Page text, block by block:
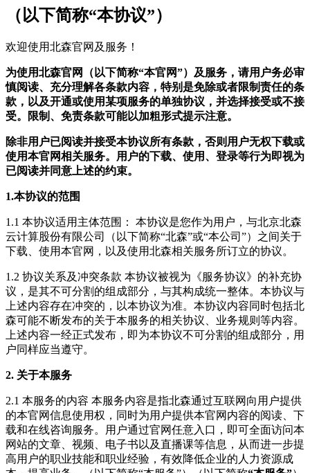
（以下简称“本协议”）
欢迎使用北森官网及服务！
为使用北森官网（以下简称“本官网”）及服务，请用户务必审
慎阅读、充分理解各条款内容，特别是免除或者限制责任的条
款，以及开通或使用某项服务的单独协议，并选择接受或不接
受。限制、免责条款可能以加粗形式提示注意。
除非用户已阅读并接受本协议所有条款，否则用户无权下载或
使用本官网相关服务。用户的下载、使用、登录等行为即视为
已阅读并同意上述的约束。
1.本协议的范围
1.1 本协议适用主体范围： 本协议是您作为用户，与北京北森
云计算股份有限公司（以下简称“北森”或“本公司”）之间关于
下载、使用本官网，以及使用北森相关服务所订立的协议。
1.2 协议关系及冲突条款 本协议被视为《服务协议》的补充协
议，是其不可分割的组成部分，与其构成统一整体。本协议与
上述内容存在冲突的，以本协议为准。本协议内容同时包括北
森可能不断发布的关于本服务的相关协议、业务规则等内容。
上述内容一经正式发布，即为本协议不可分割的组成部分，用
户同样应当遵守。
2. 关于本服务
2.1 本服务的内容 本服务内容是指北森通过互联网向用户提供
的本官网信息使用权，同时为用户提供本官网内容的阅读、下
载和在线咨询服务。用户通过官网任意入口，即可全面访问本
网站的文章、视频、电子书以及直播课等信息，从而进一步提
高用户的职业技能和职业经验，有效降低企业的人力资源成